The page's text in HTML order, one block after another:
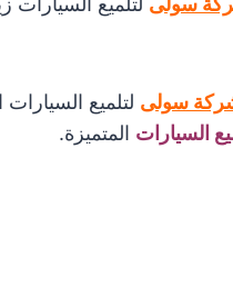
سولى لتلميع السيارات
السيارات المتميزة.